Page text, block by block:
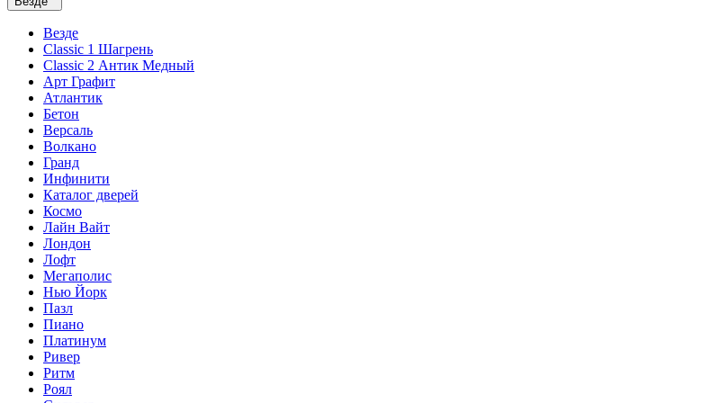
Везде
Classic 1 Шагрень
Classic 2 Антик Медный
Арт Графит
Атлантик
Бетон
Версаль
Волкано
Гранд
Инфинити
Каталог дверей
Космо
Лайн Вайт
Лондон
Лофт
Мегаполис
Нью Йорк
Пазл
Пиано
Платинум
Ривер
Ритм
Роял